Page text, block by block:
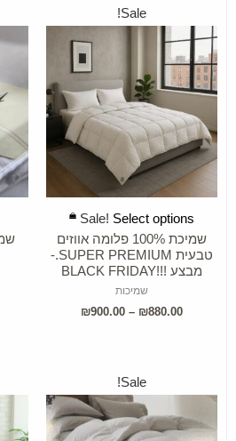
Sale!
Sale! Select options
שמיכת 100% פלומה אווזים
טבעית SUPER PREMIUM.-
מבצע !!!BLACK FRIDAY
שמיכות
₪880.00
–
₪900.00
SELECT OPTIONS
Sale!